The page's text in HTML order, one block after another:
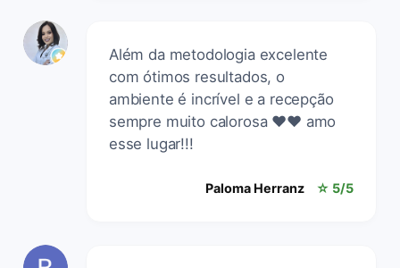
Além da metodologia excelente
com ótimos resultados, o
ambiente é incrível e a recepção
sempre muito calorosa ❤️❤️ amo
esse lugar!!!
Paloma Herranz ☆ 5/5